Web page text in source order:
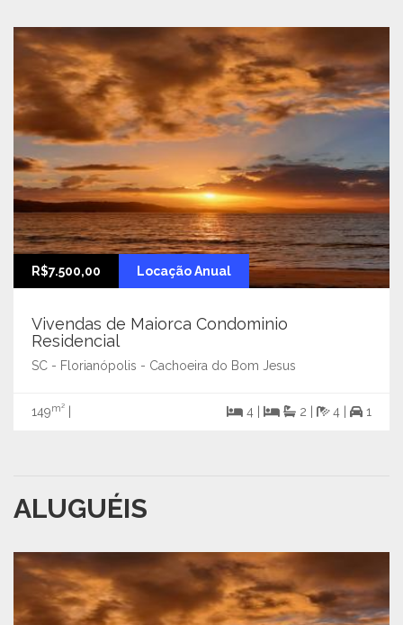
R$7.500,00 Locação Anual
Vivendas de Maiorca Condominio
Residencial
SC - Florianópolis - Cachoeira do Bom Jesus
149m² 4 | 2 | 4 | 1
ALUGUÉIS